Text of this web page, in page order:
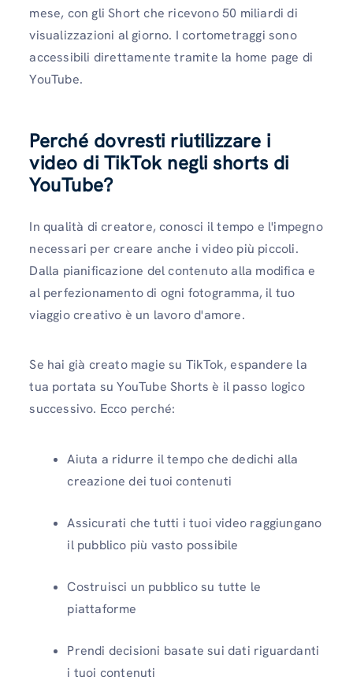
mese, con gli Short che ricevono 50 miliardi di
visualizzazioni al giorno. I cortometraggi sono
accessibili direttamente tramite la home page di
YouTube.
Perché dovresti riutilizzare i
video di TikTok negli shorts di
YouTube?
In qualità di creatore, conosci il tempo e l'impegno
necessari per creare anche i video più piccoli.
Dalla pianificazione del contenuto alla modifica e
al perfezionamento di ogni fotogramma, il tuo
viaggio creativo è un lavoro d'amore.
Se hai già creato magie su TikTok, espandere la
tua portata su YouTube Shorts è il passo logico
successivo. Ecco perché:
Aiuta a ridurre il tempo che dedichi alla
creazione dei tuoi contenuti
Assicurati che tutti i tuoi video raggiungano
il pubblico più vasto possibile
Costruisci un pubblico su tutte le
piattaforme
Prendi decisioni basate sui dati riguardanti
i tuoi contenuti